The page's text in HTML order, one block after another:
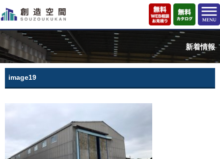
新着情報
image19